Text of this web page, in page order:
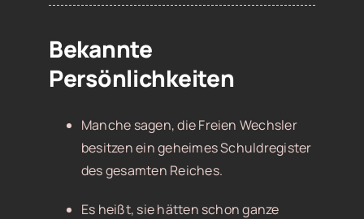
Bekannte
Persönlichkeiten
Manche sagen, die Freien Wechsler
besitzen ein geheimes Schuldregister
des gesamten Reiches.
Es heißt, sie hätten schon ganze